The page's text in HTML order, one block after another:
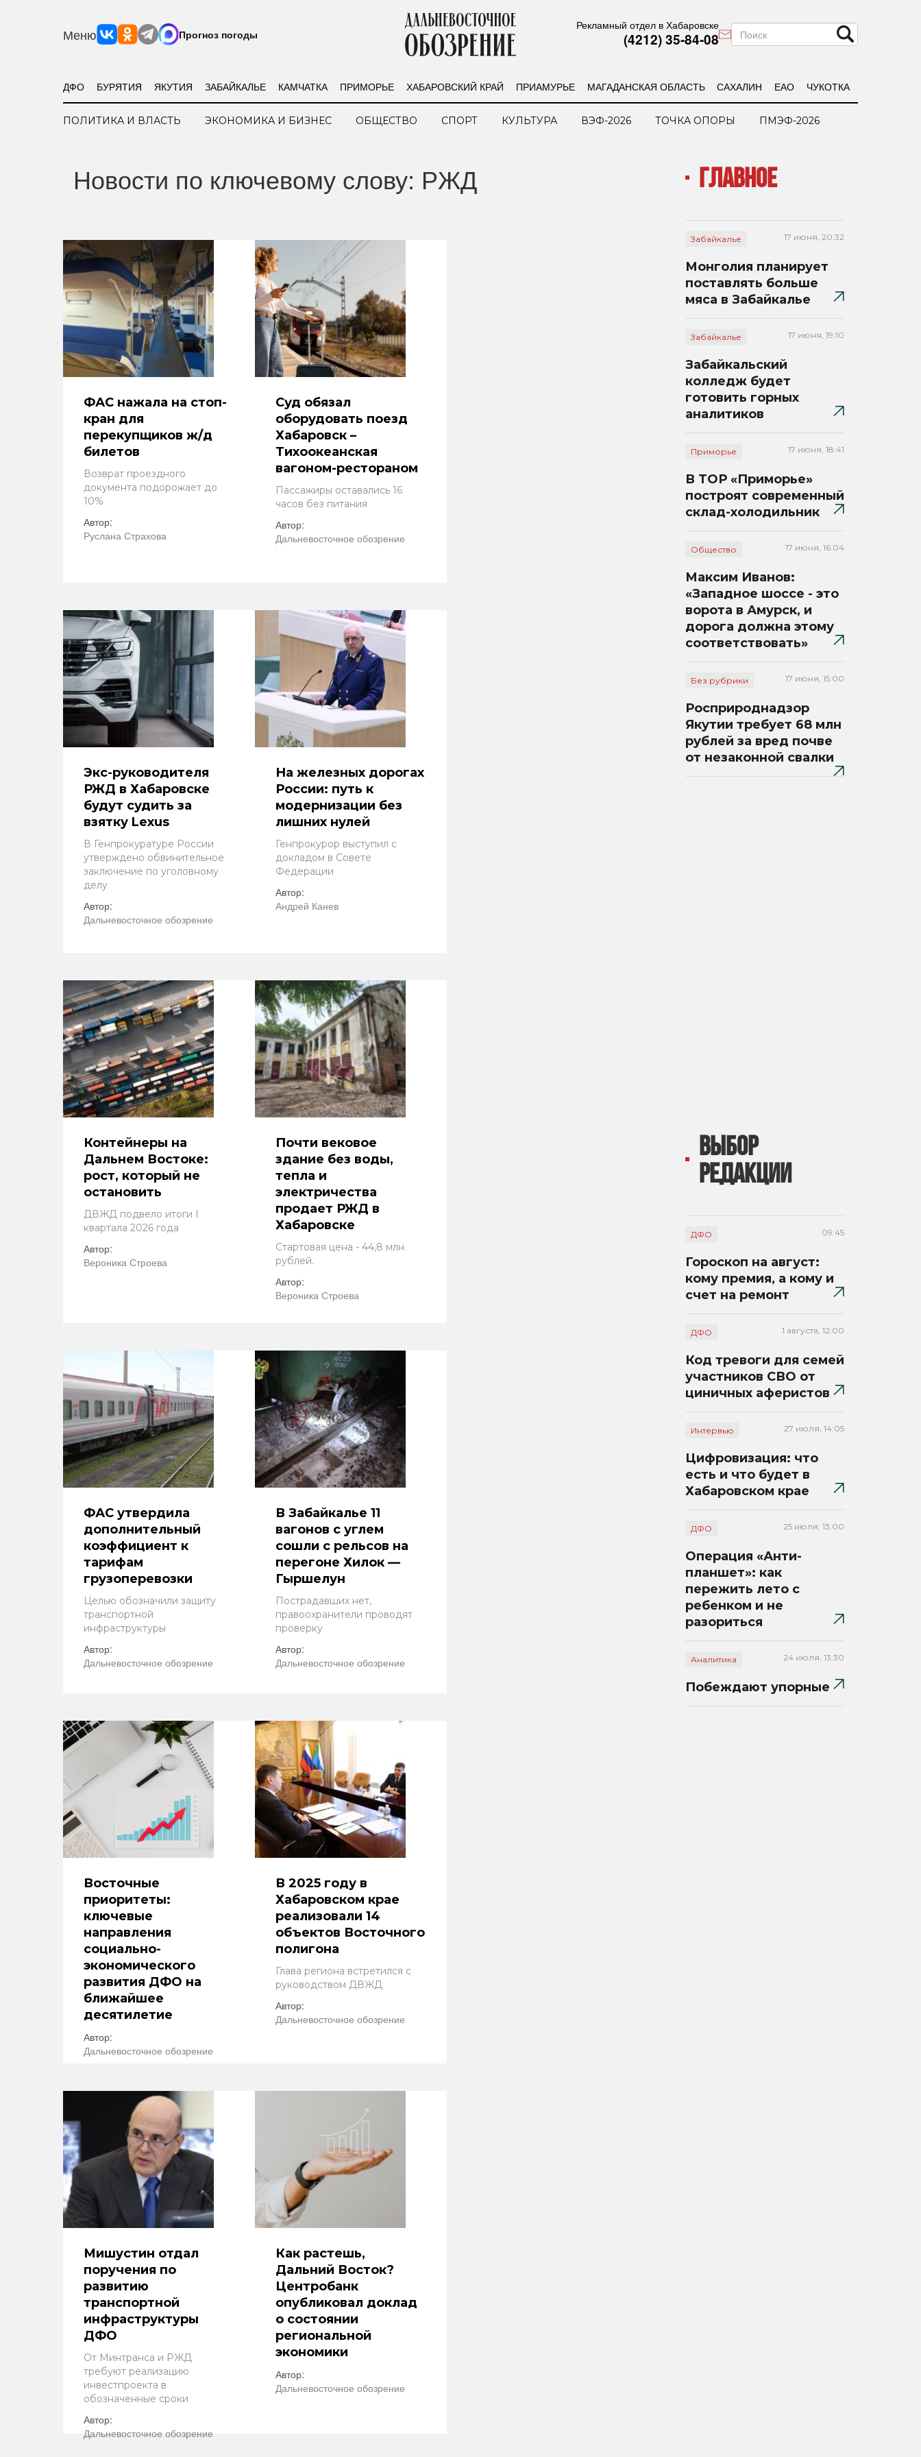
Меню Прогноз погоды
Рекламный отдел в Хабаровске
(4212) 35-84-08
ДФО БУРЯТИЯ ЯКУТИЯ ЗАБАЙКАЛЬЕ КАМЧАТКА ПРИМОРЬЕ ХАБАРОВСКИЙ КРАЙ ПРИАМУРЬЕ МАГАДАНСКАЯ ОБЛАСТЬ САХАЛИН ЕАО ЧУКОТКА
ПОЛИТИКА И ВЛАСТЬ ЭКОНОМИКА И БИЗНЕС ОБЩЕСТВО СПОРТ КУЛЬТУРА ВЭФ-2026 ТОЧКА ОПОРЫ ПМЭФ-2026
Новости по ключевому слову: РЖД
ФАС нажала на стоп-
кран для
перекупщиков ж/д
билетов
Возврат проездного
документа подорожает до
10%
Автор:
Руслана Страхова
Суд обязал
оборудовать поезд
Хабаровск –
Тихоокеанская
вагоном-рестораном
Пассажиры оставались 16
часов без питания
Автор:
Дальневосточное обозрение
Экс-руководителя
РЖД в Хабаровске
будут судить за
взятку Lexus
В Генпрокуратуре России
утверждено обвинительное
заключение по уголовному
делу
Автор:
Дальневосточное обозрение
На железных дорогах
России: путь к
модернизации без
лишних нулей
Генпрокурор выступил с
докладом в Совете
Федерации
Автор:
Андрей Канев
Контейнеры на
Дальнем Востоке:
рост, который не
остановить
ДВЖД подвело итоги I
квартала 2026 года
Автор:
Вероника Строева
Почти вековое
здание без воды,
тепла и
электричества
продает РЖД в
Хабаровске
Стартовая цена - 44,8 млн
рублей.
Автор:
Вероника Строева
ФАС утвердила
дополнительный
коэффициент к
тарифам
грузоперевозки
Целью обозначили защиту
транспортной
инфраструктуры
Автор:
Дальневосточное обозрение
В Забайкалье 11
вагонов с углем
сошли с рельсов на
перегоне Хилок —
Гыршелун
Пострадавших нет,
правоохранители проводят
проверку
Автор:
Дальневосточное обозрение
Восточные
приоритеты:
ключевые
направления
социально-
экономического
развития ДФО на
ближайшее
десятилетие
Автор:
Дальневосточное обозрение
В 2025 году в
Хабаровском крае
реализовали 14
объектов Восточного
полигона
Глава региона встретился с
руководством ДВЖД
Автор:
Дальневосточное обозрение
Мишустин отдал
поручения по
развитию
транспортной
инфраструктуры
ДФО
От Минтранса и РЖД
требуют реализацию
инвестпроекта в
обозначенные сроки
Автор:
Дальневосточное обозрение
Как растешь,
Дальний Восток?
Центробанк
опубликовал доклад
о состоянии
региональной
экономики
Автор:
Дальневосточное обозрение
ГЛАВНОЕ
Забайкалье 17 июня, 20:32
Монголия планирует
поставлять больше
мяса в Забайкалье
Забайкалье 17 июня, 19:10
Забайкальский
колледж будет
готовить горных
аналитиков
Приморье 17 июня, 18:41
В ТОР «Приморье»
построят современный
склад-холодильник
Общество 17 июня, 16:04
Максим Иванов:
«Западное шоссе - это
ворота в Амурск, и
дорога должна этому
соответствовать»
Без рубрики 17 июня, 15:00
Росприроднадзор
Якутии требует 68 млн
рублей за вред почве
от незаконной свалки
ВЫБОР
РЕДАКЦИИ
ДФО 09:45
Гороскоп на август:
кому премия, а кому и
счет на ремонт
ДФО 1 августа, 12:00
Код тревоги для семей
участников СВО от
циничных аферистов
Интервью 27 июля, 14:05
Цифровизация: что
есть и что будет в
Хабаровском крае
ДФО 25 июля, 13:00
Операция «Анти-
планшет»: как
пережить лето с
ребенком и не
разориться
Аналитика 24 июля, 13:30
Побеждают упорные